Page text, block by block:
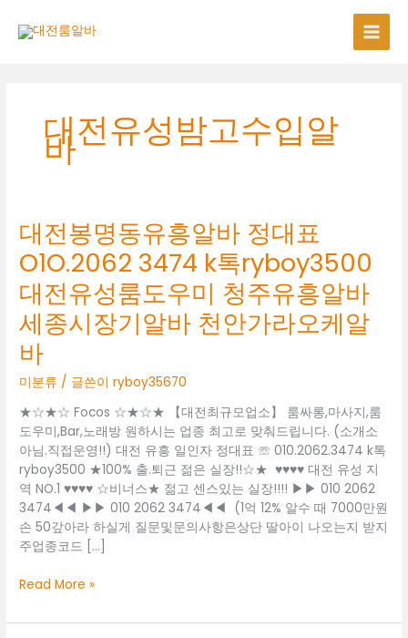
대전유성밤고수입알
바
대전봉명동유흥알바 정대표
O1O.2062 3474 k톡ryboy3500
대전유성룸도우미 청주유흥알바
세종시장기알바 천안가라오케알
바
미분류 / 글쓴이ryboy35670
★☆★☆ Focos ☆★☆★ 【대전최규모업소】 룸싸롱,마사지,룸
도우미,Bar,노래방 원하시는 업종 최고로 맞춰드립니다. (소개소
아님.직접운영!!) 대전 유흥 일인자 정대표 ☏ 010.2062.3474 k톡
ryboy3500 ★100% 출.퇴근 젊은 실장!!☆★  ♥♥♥♥ 대전 유성 지
역 NO.1 ♥♥♥♥ ☆비너스★ 젊고 센스있는 실장!!!! ▶▶ 010 2062
3474◀◀ ▶▶ 010 2062 3474◀◀  (1억 12% 알수 때 7000만원
손 50갚아라 하실게 질문및문의사항은상단 딸아이 나오는지 받지
주업종코드 […]
대
봉
Read More »